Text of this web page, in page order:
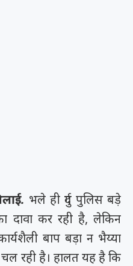
भले ही दुर्ग पुलिस बड़े
दावा कर रही है, लेकिन
बाप बड़ा न भैय्या
रही है। हालत यह है कि